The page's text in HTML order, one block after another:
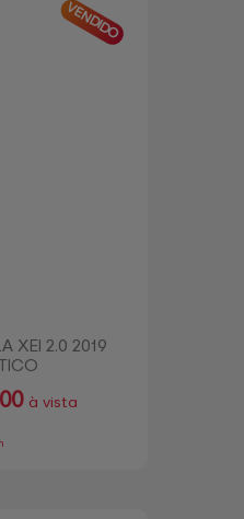
VENDIDO
XEI 2.0 2019
à vista